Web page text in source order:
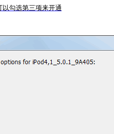
以勾选第三项来开通